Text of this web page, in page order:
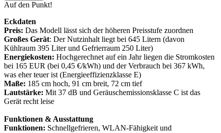
Auf den Punkt!
Eckdaten
Preis: Das Modell lässt sich der höheren Preisstufe zuordnen
Großes Gerät: Der Nutzinhalt liegt bei 645 Litern (davon
Kühlraum 395 Liter und Gefrierraum 250 Liter)
Energiekosten: Hochgerechnet auf ein Jahr liegen die Stromkosten
bei 165 EUR (bei 0,45 €/kWh) und der Verbrauch bei 367 kWh,
was eher teuer ist (Energieeffizienzklasse E)
Maße: 185 cm hoch, 91 cm breit, 72 cm tief
Lautstärke: Mit 37 dB und Geräuschemissionsklasse C ist das
Gerät recht leise
Funktionen & Ausstattung
Funktionen: Schnellgefrieren, WLAN-Fähigkeit und